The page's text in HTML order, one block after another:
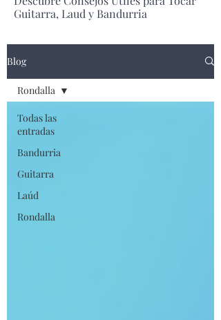
Guitarra, Laud y Bandurria
Blog
Todas las
entradas
Bandurria
Guitarra
Laúd
Rondalla
Rondalla